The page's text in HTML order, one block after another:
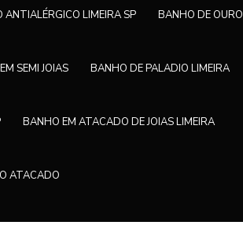
ANTIALÉRGICO LIMEIRA SP BANHO DE OURO
SEMI JOIAS BANHO DE PALADIO LIMEIRA
BANHO EM ATACADO DE JOIAS LIMEIRA
ATACADO